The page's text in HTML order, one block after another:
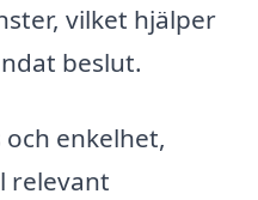
vilket hjälper
beslut.
enkelhet,
relevant